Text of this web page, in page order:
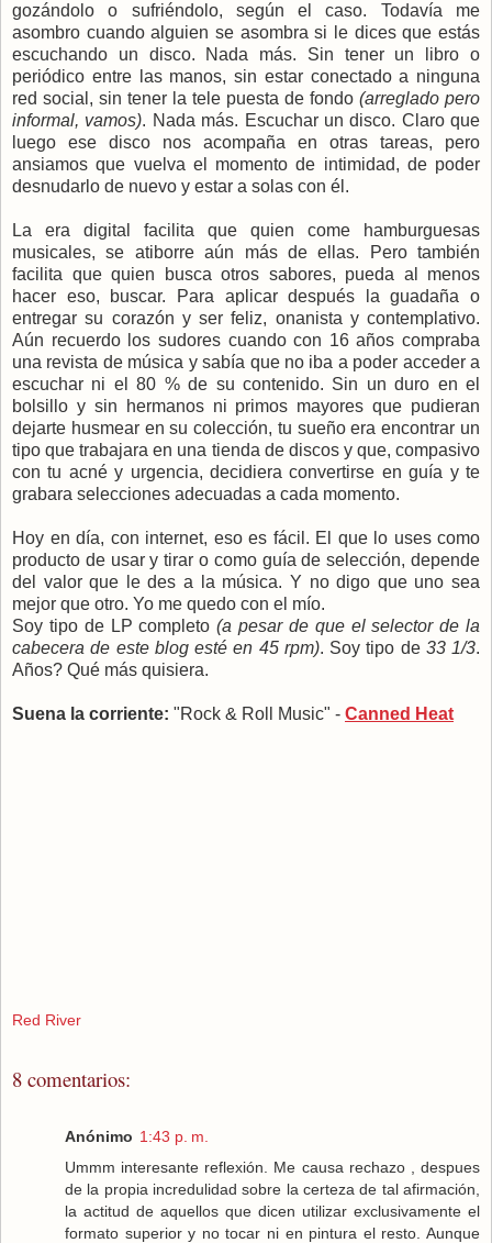
gozándolo o sufriéndolo, según el caso. Todavía me
asombro cuando alguien se asombra si le dices que estás
escuchando un disco. Nada más. Sin tener un libro o
periódico entre las manos, sin estar conectado a ninguna
red social, sin tener la tele puesta de fondo (arreglado pero
informal, vamos). Nada más. Escuchar un disco. Claro que
luego ese disco nos acompaña en otras tareas, pero
ansiamos que vuelva el momento de intimidad, de poder
desnudarlo de nuevo y estar a solas con él.
La era digital facilita que quien come hamburguesas
musicales, se atiborre aún más de ellas. Pero también
facilita que quien busca otros sabores, pueda al menos
hacer eso, buscar. Para aplicar después la guadaña o
entregar su corazón y ser feliz, onanista y contemplativo.
Aún recuerdo los sudores cuando con 16 años compraba
una revista de música y sabía que no iba a poder acceder a
escuchar ni el 80 % de su contenido. Sin un duro en el
bolsillo y sin hermanos ni primos mayores que pudieran
dejarte husmear en su colección, tu sueño era encontrar un
tipo que trabajara en una tienda de discos y que, compasivo
con tu acné y urgencia, decidiera convertirse en guía y te
grabara selecciones adecuadas a cada momento.
Hoy en día, con internet, eso es fácil. El que lo uses como
producto de usar y tirar o como guía de selección, depende
del valor que le des a la música. Y no digo que uno sea
mejor que otro. Yo me quedo con el mío.
Soy tipo de LP completo(a pesar de que el selector de la
cabecera de este blog esté en 45 rpm). Soy tipo de 33 1/3.
Años? Qué más quisiera.
Suena la corriente: "Rock & Roll Music" - Canned Heat
Red River
8 comentarios:
Anónimo 1:43 p. m.
Ummm interesante reflexión. Me causa rechazo , despues
de la propia incredulidad sobre la certeza de tal afirmación,
la actitud de aquellos que dicen utilizar exclusivamente el
formato superior y no tocar ni en pintura el resto. Aunque